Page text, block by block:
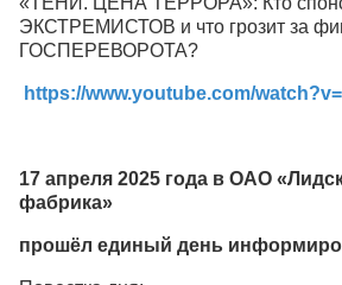
ЭКСТРЕМИСТОВ и что грозит за
ГОСПЕРЕВОРОТА?
https://www.youtube.com/
17 апреля 2025 года в ОАО
фабрика»
прошёл единый день